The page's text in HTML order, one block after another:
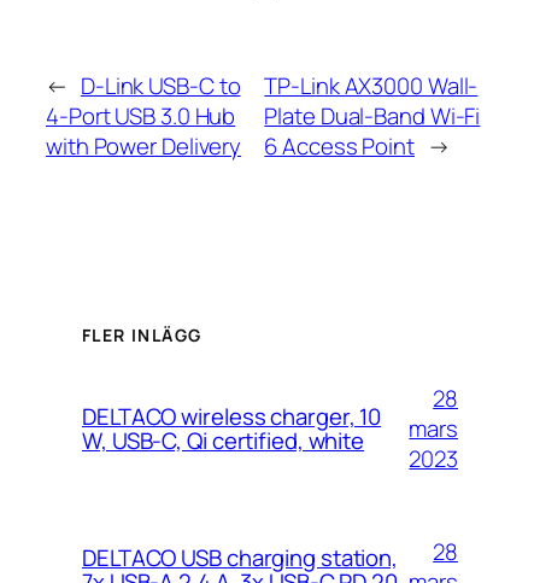
← D-Link USB-C to
4-Port USB 3.0 Hub
with Power Delivery
TP-Link AX3000 Wall-
Plate Dual-Band Wi-Fi
6 Access Point →
FLER INLÄGG
DELTACO wireless charger, 10
W, USB-C, Qi certified, white
28
mars
2023
DELTACO USB charging station,
28